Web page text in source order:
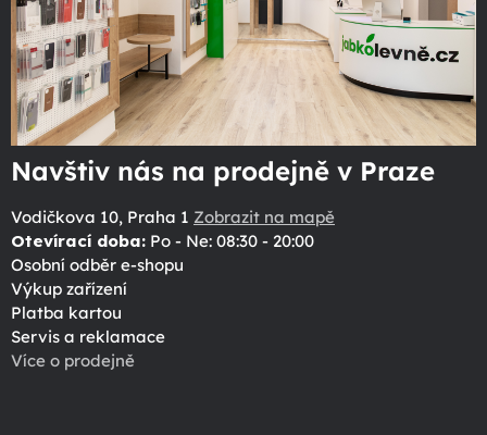
Navštiv nás na prodejně v Praze
Vodičkova 10, Praha 1 Zobrazit na mapě
Otevírací doba: Po - Ne: 08:30 - 20:00
Osobní odběr e-shopu
Výkup zařízení
Platba kartou
Servis a reklamace
Více o prodejně